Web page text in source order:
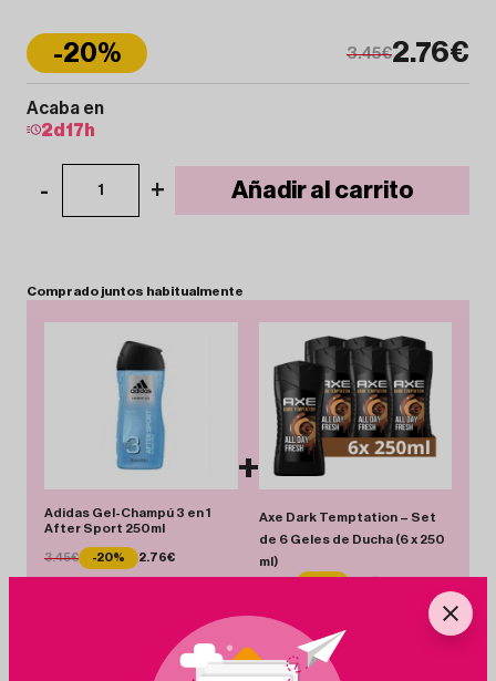
2.76€
-20% 3.45€
Acaba en
2d 17 h
- 1 + Añadir al carrito
Comprado juntos habitualmente
Adidas Gel-Champú 3 en 1
After Sport 250ml
3.45€ -20% 2.76€
+
Axe Dark Temptation – Set
de 6 Geles de Ducha (6 x 250
ml)
Total 12.91 € Añadir Pack